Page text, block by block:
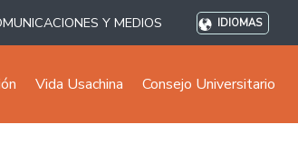
Y MEDIOS IDIOMAS
Vida Usachina Consejo Universitario